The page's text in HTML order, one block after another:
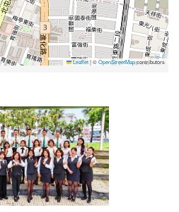
30-40 年
Leaflet|©OpenStreetMapcontributors